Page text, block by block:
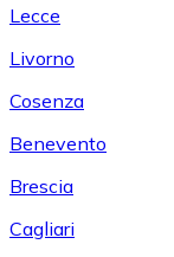
Lecce
Livorno
Cosenza
Benevento
Brescia
Cagliari